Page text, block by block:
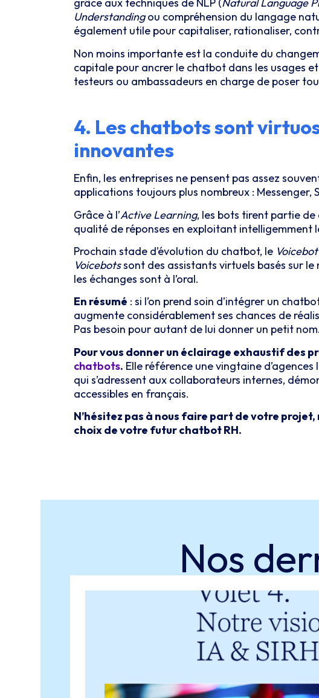
grâce aux techniques de NLP (Natural Language
Understandingou compréhension du langage
également utile pour capitaliser, rationaliser,
Non moins importante est la conduite du
capitale pour ancrer le chatbot dans les usages
testeurs ou ambassadeurs en charge de poser
4. Les chatbots sont
innovantes
Enfin, les entreprises ne pensent pas assez
applications toujours plus nombreux : Messenger,
Grâce à l’Active Learning, les bots tirent partie
qualité de réponses en exploitant intelligemment
Prochain stade d’évolution du chatbot, le Voicebot
Voicebotssont des assistants virtuels basés sur
les échanges sont à l’oral.
En résumé : si l’on prend soin d’intégrer un
augmente considérablement ses chances de
Pas besoin pour autant de lui donner un petit
Pour vous donner un éclairage exhaustif des
chatbots. Elle référence une vingtaine
qui s’adressent aux collaborateurs internes,
accessibles en français.
N’hésitez pas à nous faire part de votre
choix de votre futur chatbot RH.
Nos